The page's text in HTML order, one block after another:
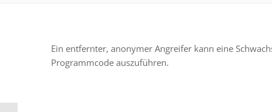
Ein entfernter, anonymer Angreifer kann eine
Programmcode auszuführen.